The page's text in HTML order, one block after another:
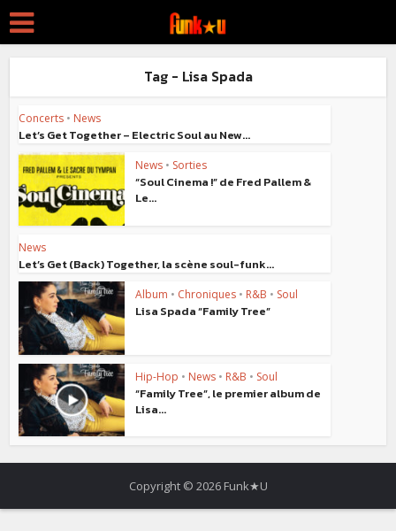
Tag - Lisa Spada
Concerts • News
Let’s Get Together – Electric Soul au New...
News • Sorties
“Soul Cinema !” de Fred Pallem &
Le...
News
Let’s Get (Back) Together, la scène soul-funk...
Album • Chroniques • R&B • Soul
Lisa Spada “Family Tree”
Hip-Hop • News • R&B • Soul
“Family Tree”, le premier album de
Lisa...
Copyright © 2026 Funk★U